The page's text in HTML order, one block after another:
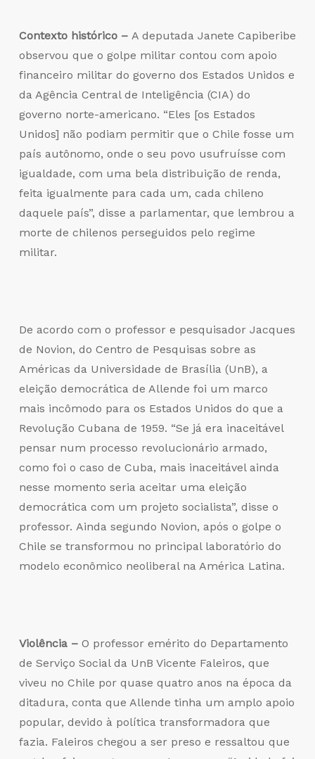
Contexto histórico – A deputada Janete Capiberibe
observou que o golpe militar contou com apoio
financeiro militar do governo dos Estados Unidos e
da Agência Central de Inteligência (CIA) do
governo norte-americano. “Eles [os Estados
Unidos] não podiam permitir que o Chile fosse um
país autônomo, onde o seu povo usufruísse com
igualdade, com uma bela distribuição de renda,
feita igualmente para cada um, cada chileno
daquele país”, disse a parlamentar, que lembrou a
morte de chilenos perseguidos pelo regime
militar.
De acordo com o professor e pesquisador Jacques
de Novion, do Centro de Pesquisas sobre as
Américas da Universidade de Brasília (UnB), a
eleição democrática de Allende foi um marco
mais incômodo para os Estados Unidos do que a
Revolução Cubana de 1959. “Se já era inaceitável
pensar num processo revolucionário armado,
como foi o caso de Cuba, mais inaceitável ainda
nesse momento seria aceitar uma eleição
democrática com um projeto socialista”, disse o
professor. Ainda segundo Novion, após o golpe o
Chile se transformou no principal laboratório do
modelo econômico neoliberal na América Latina.
Violência – O professor emérito do Departamento
de Serviço Social da UnB Vicente Faleiros, que
viveu no Chile por quase quatro anos na época da
ditadura, conta que Allende tinha um amplo apoio
popular, devido à política transformadora que
fazia. Faleiros chegou a ser preso e ressaltou que